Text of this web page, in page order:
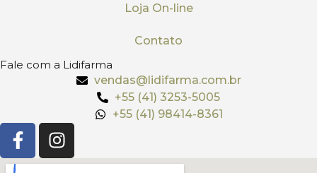
Loja On-line
Contato
Fale com a Lidifarma
vendas@lidifarma.com.br
+55 (41) 3253-5005
+55 (41) 98414-8361